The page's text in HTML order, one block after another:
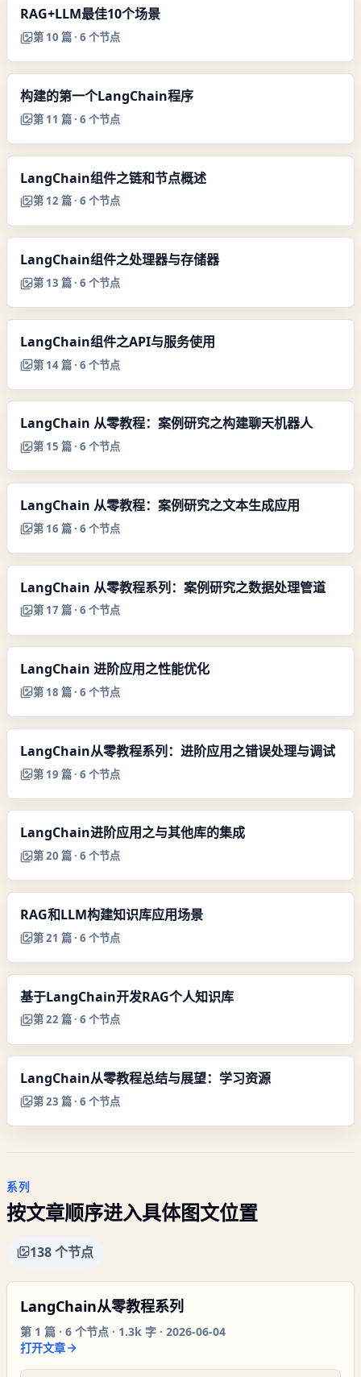
RAG+LLM最佳10个场景
第 10 篇 · 6 个节点
构建的第一个LangChain程序
第 11 篇 · 6 个节点
LangChain组件之链和节点概述
第 12 篇 · 6 个节点
LangChain组件之处理器与存储器
第 13 篇 · 6 个节点
LangChain组件之API与服务使用
第 14篇 · 6 个节点
LangChain 从零教程：案例研究之构建聊天机器人
第 15 篇 · 6 个节点
LangChain 从零教程：案例研究之文本生成应用
第 16 篇 · 6 个节点
LangChain 从零教程系列：案例研究之数据处理管道
第 17 篇 · 6 个节点
LangChain 进阶应用之性能优化
第 18 篇 · 6 个节点
LangChain从零教程系列：进阶应用之错误处理与调试
第 19 篇 · 6 个节点
LangChain进阶应用之与其他库的集成
第20 篇 · 6 个节点
RAG和LLM构建知识库应用场景
第21 篇 · 6 个节点
基于LangChain开发RAG个人知识库
第22 篇 · 6 个节点
LangChain从零教程总结与展望：学习资源
第23 篇 · 6 个节点
系列
按文章顺序进入具体图文位置
138个节点
LangChain从零教程系列
第 1 篇 · 6 个节点 · 1.3k 字 · 2026-06-04
打开文章